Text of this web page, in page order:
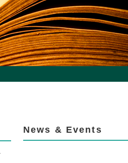
News & Events